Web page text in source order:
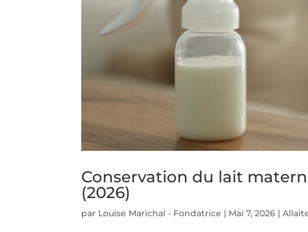
Conservation du lait
(2026)
par Louise Marichal - Fondatrice | Mai 7, 2026 |